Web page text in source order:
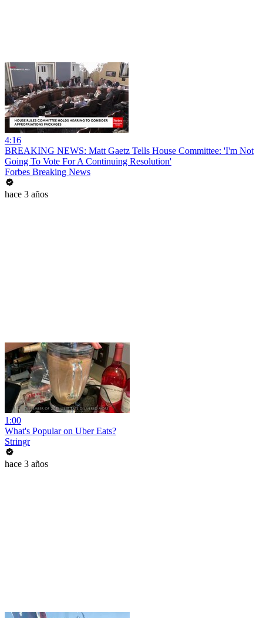
4:16
BREAKING NEWS: Matt Gaetz Tells House Committee: 'I'm Not
Going To Vote For A Continuing Resolution'
Forbes Breaking News
hace 3 años
1:00
What's Popular on Uber Eats?
Stringr
hace 3 años